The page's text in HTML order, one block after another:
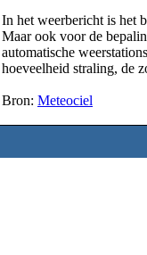
In het weerbericht is het
Maar ook voor de
automatische
hoeveelheid straling, de
Bron: Meteociel